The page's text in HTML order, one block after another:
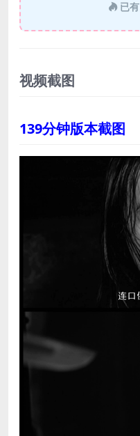
已有
视频截图
139分钟版本截图